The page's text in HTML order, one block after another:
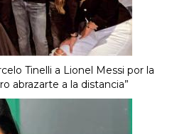
Tinelli a Lionel Messi por la
abrazarte a la distancia”